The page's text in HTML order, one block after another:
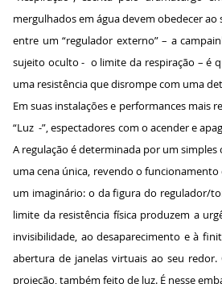
mergulhados em água devem obedecer
entre um “regulador externo” – a
sujeito oculto - o limite da respiração – é
uma resistência que disrompe com uma
Em suas instalações e performances mais
“Luz -”, espectadores com o acender e
A regulação é determinada por um
uma cena única, revendo o
um imaginário: o da figura do regulador/
limite da resistência física produzem a
invisibilidade, ao desaparecimento e à
abertura de janelas virtuais ao seu
projeção, também feito de luz. É nesse